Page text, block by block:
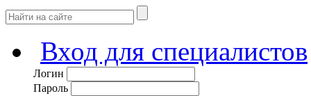
Вход для специалистов
Логин
Пароль